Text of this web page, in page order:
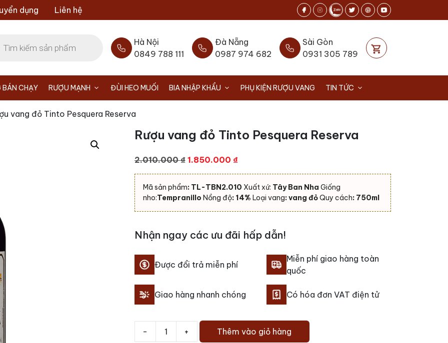
dụng Liên hệ
Hà Nội
0849 788 111
Đà Nẵng
0987 974 682
Sài Gòn
0931 305 789
BÁN CHẠY RƯỢU MẠNH ĐÙI HEO MUỐI BIA NHẬP KHẨU PHỤ KIỆN RƯỢU VANG TIN TỨC
vang đỏ Tinto Pesquera Reserva
Rượu vang đỏ Tinto Pesquera Reserva
2.010.000₫ Giá
gốc
là:
2.010.000 ₫.
1.850.000 ₫Giá
hiện
tại
là:
Mã sản phẩm: TL-TBN2.010 Xuất xứ: Tây Ban Nha Giống
nho:Tempranillo Nồng độ: 14% Loại vang: vang đỏQuy cách: 750ml
Nhận ngay các ưu đãi hấp dẫn!
Được đổi trả miễn phí
Miễn phí giao hàng toàn
quốc
Giao hàng nhanh chóng Có hóa đơn VAT điện tử
- + Thêm vào giỏ hàng